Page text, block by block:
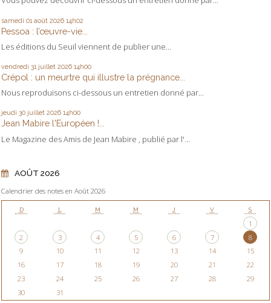
samedi 01 août 2026 14h02
Pessoa : l’œuvre-vie...
Les éditions du Seuil viennent de publier une...
vendredi 31 juillet 2026 14h00
Crépol : un meurtre qui illustre la prégnance...
Nous reproduisons ci-dessous un entretien donné par...
jeudi 30 juillet 2026 14h00
Jean Mabire l'Européen !...
Le Magazine des Amis de Jean Mabire , publié par l'...
AOÛT 2026
Calendrier des notes en Août 2026
D L M M J V S
1
2
3 4 5 6 7
8
9
10 11 12 13 14
15
16
17 18 19 20 21
22
23
24 25 26 27 28
29
30
31